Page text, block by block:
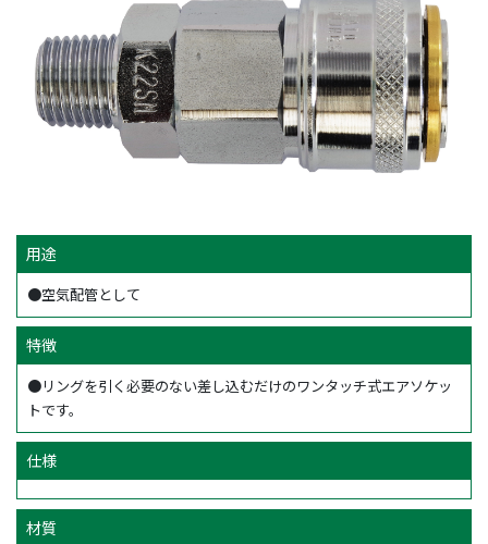
用途
●空気配管として
特徴
●リングを引く必要のない差し込むだけのワンタッチ式エアソケッ
トです。
仕様
材質